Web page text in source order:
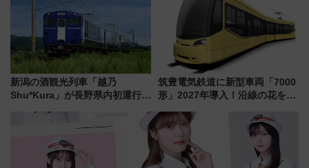
旅行術
都心の夜に！
新潟の酒観光列車「越乃
Shu*Kura」が長野県内初運行！
筑豊電気鉄道に新型車両「7000
形」2027年導入！沿線の花をイ
内は落ち着いたゆとりある空間
に